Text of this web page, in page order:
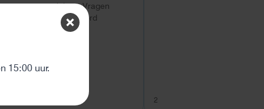
systeem geschikt is. Vragen
worden snel beantwoord
26 juli 2026
15:00 uur.